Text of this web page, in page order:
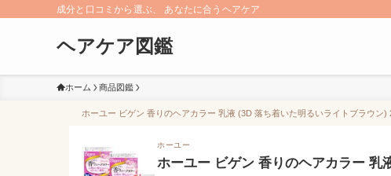
成分と口コミから選ぶ、 あなたに合うヘアケア
ヘアケア図鑑
ホーム 商品図鑑
ホーユー ビゲン 香りのヘアカラー 乳液 (3D 落ち着いた明るいライトブラウン)
ホーユー
ホーユー ビゲン 香りのヘアカラー 乳